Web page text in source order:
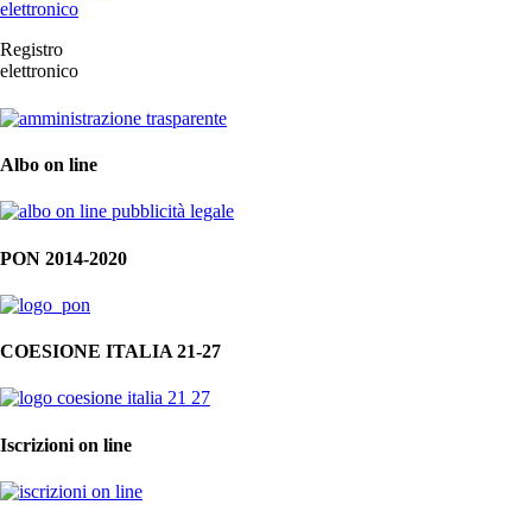
Registro
elettronico
Albo on line
PON 2014-2020
COESIONE ITALIA 21-27
Iscrizioni on line